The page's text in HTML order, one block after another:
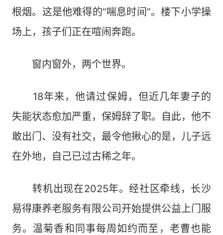
根烟。这是他难得的“喘息时间”。楼下小学操
场上，孩子们正在喧闹奔跑。
窗内窗外，两个世界。
18年来，他请过保姆，但近几年妻子的
失能状态愈加严重，保姆辞了职。自此，他不
敢出门、没有社交，最令他揪心的是，儿子远
在外地，自己已过古稀之年。
转机出现在2025年。经社区牵线，长沙
易得康养老服务有限公司开始提供公益上门服
务。温菊香和同事每周如约而至，老曹也能